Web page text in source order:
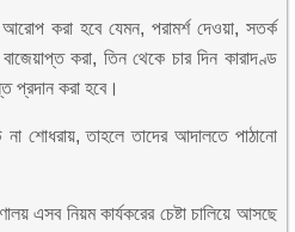
করা হবে যেমন, পরামর্শ দেওয়া, সতর্ক
করা, তিন থেকে চার দিন কারাদণ্ড
প্রদান করা হবে।
শোধরায়, তাহলে তাদের আদালতে পাঠানো
এসব নিয়ম কার্যকরের চেষ্টা চালিয়ে আসছে